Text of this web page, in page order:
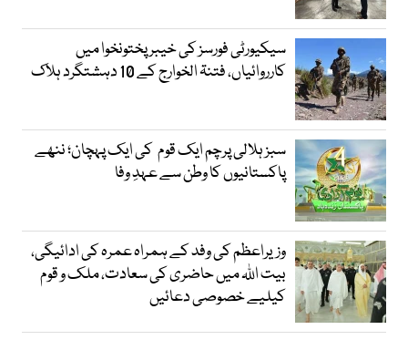
سیکیورٹی فورسز کی خیبر پختونخوا میں
کارروائیاں، فتنۃ الخوارج کے 10 دہشتگرد ہلاک
سبز ہلالی پرچم ایک قوم کی ایک پہچان؛ ننھے
پاکستانیوں کا وطن سے عہدِ وفا
وزیراعظم کی وفد کے ہمراہ عمرہ کی ادائیگی،
بیت اللہ میں حاضری کی سعادت، ملک و قوم
کیلیے خصوصی دعائیں